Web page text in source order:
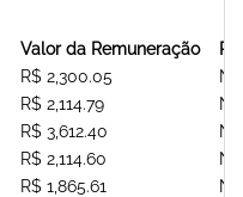
Valor da Remuneração
R$ 2,300.05
R$ 2,114.79
R$ 3,612.40
R$ 2,114.60
R$ 1,865.61